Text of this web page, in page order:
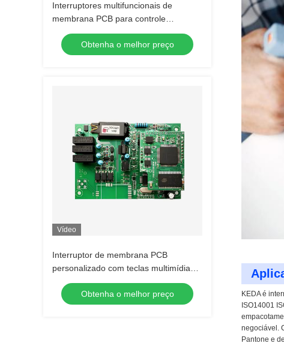
Interruptores multifuncionais de
membrana PCB para controle
eletrônico de inibição
Obtenha o melhor preço
Vídeo
Interruptor de membrana PCB
personalizado com teclas multimídia
multifuncionais
Obtenha o melhor preço
KEDA é
ISO14001
negociável.
Pantone e